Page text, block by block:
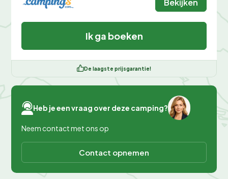
Bekijken
Ik ga boeken
De laagste prijsgarantie!
Heb je een vraag over deze camping?
Neem contact met ons op
Contact opnemen